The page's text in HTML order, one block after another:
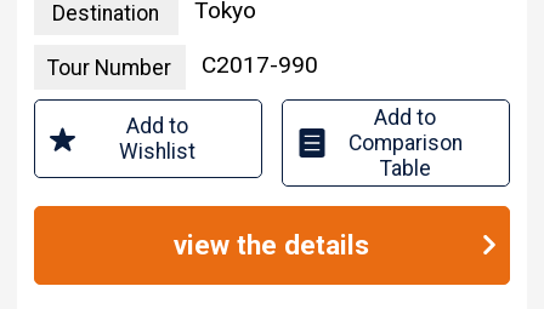
Destination Tokyo
Tour Number C2017-990
Add to
Wishlist
Add to
Comparison
Table
view the details